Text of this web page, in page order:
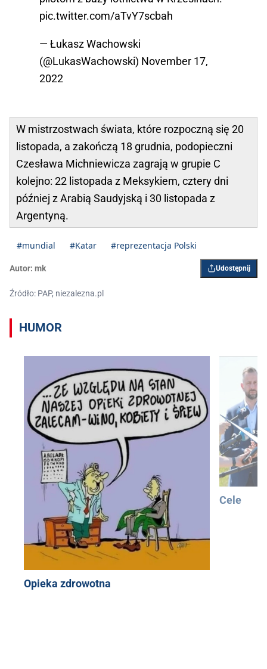
pic.twitter.com/aTvY7scbah
— Łukasz Wachowski
(@LukasWachowski) November 17,
2022
W mistrzostwach świata, które rozpoczną się 20
listopada, a zakończą 18 grudnia, podopieczni
Czesława Michniewicza zagrają w grupie C
kolejno: 22 listopada z Meksykiem, cztery dni
później z Arabią Saudyjską i 30 listopada z
Argentyną.
#mundial #Katar #reprezentacja Polski
Autor: mk Udostępnij
Źródło: PAP, niezalezna.pl
HUMOR
Opieka zdrowotna
Cele